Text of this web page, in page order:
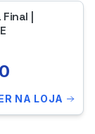
Final |
NA LOJA